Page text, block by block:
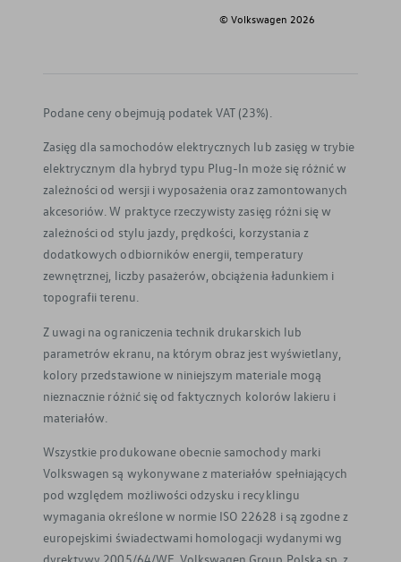
Wyjątkowa oferta dla Twojego
samochodu
Poznaj naszą ofertę
© Volkswagen 2026
Podane ceny obejmują podatek VAT (23%).
Zasięg dla samochodów elektrycznych lub zasięg w trybie
elektrycznym dla hybryd typu Plug-In może się różnić w
zależności od wersji i wyposażenia oraz zamontowanych
akcesoriów. W praktyce rzeczywisty zasięg różni się w
zależności od stylu jazdy, prędkości, korzystania z
dodatkowych odbiorników energii, temperatury
zewnętrznej, liczby pasażerów, obciążenia ładunkiem i
topografii terenu.
Z uwagi na ograniczenia technik drukarskich lub
parametrów ekranu, na którym obraz jest wyświetlany,
kolory przedstawione w niniejszym materiale mogą
nieznacznie różnić się od faktycznych kolorów lakieru i
materiałów.
Wszystkie produkowane obecnie samochody marki
Volkswagen są wykonywane z materiałów spełniających
pod względem możliwości odzysku i recyklingu
wymagania określone w normie ISO 22628 i są zgodne z
europejskimi świadectwami homologacji wydanymi wg